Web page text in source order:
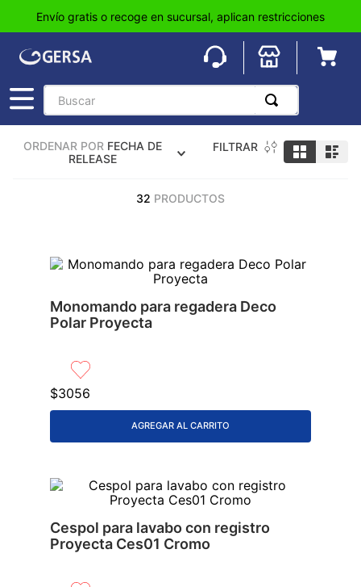
Envío gratis o recoge en sucursal, aplican restricciones
Buscar
ORDENAR POR FECHA DE
RELEASE
FILTRAR
32 PRODUCTOS
Monomando para regadera Deco
Polar Proyecta
$3056
AGREGAR AL CARRITO
Cespol para lavabo con registro
Proyecta Ces01 Cromo
.
pisos
5 .
lavabo
7.
wpc
10. lavabos